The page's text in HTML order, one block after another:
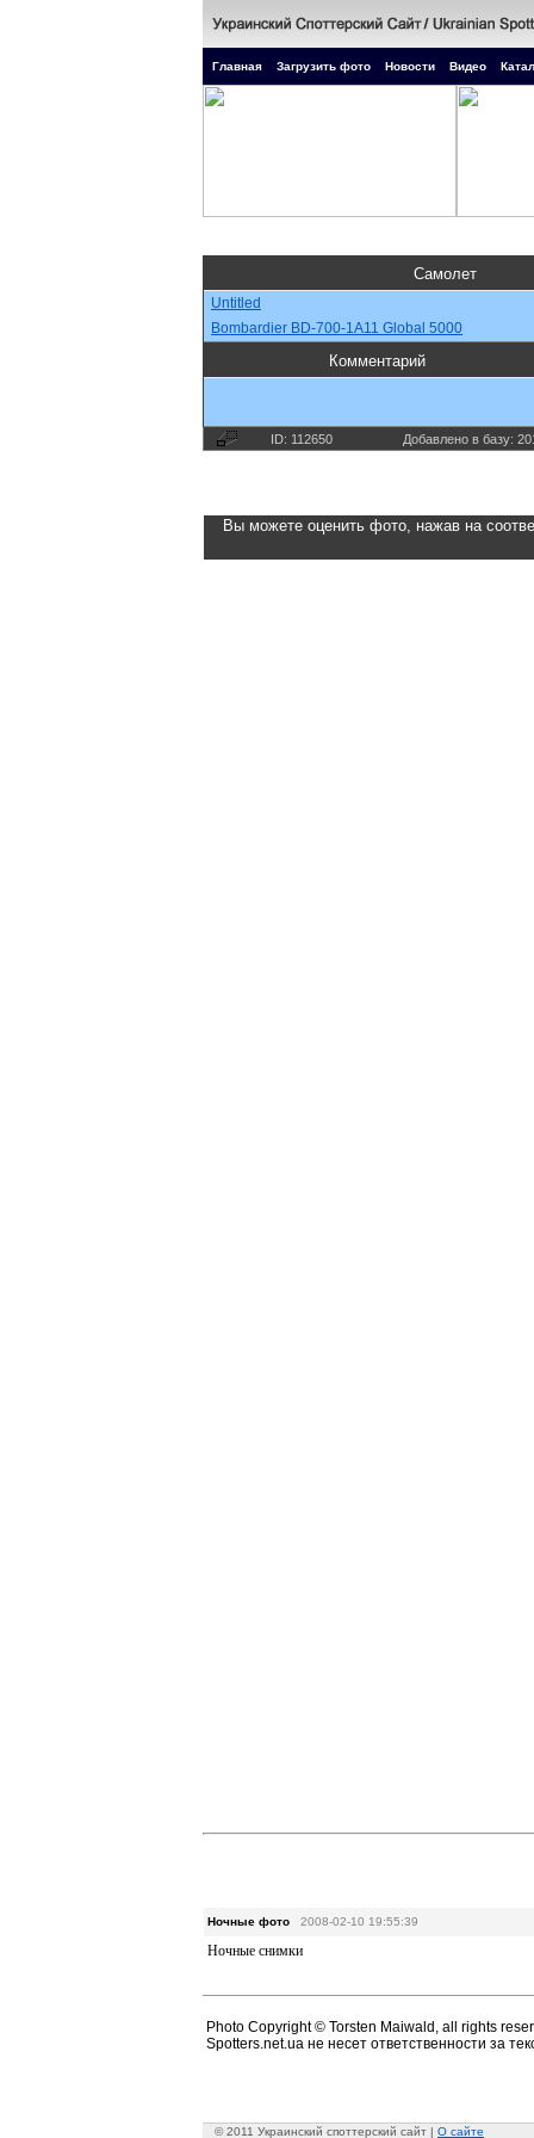
Главная Загрузить фото Новости Видео
Самолет
Untitled
Bombardier BD-700-1A11 Global 5000
Комментарий
ID: 112650 Добавлено в базу:
Вы можете оценить фото, нажав на
Ночные фото 2008-02-10 19:55:39
Ночные снимки
Photo Copyright © Torsten Maiwald, all rights
Spotters.net.ua не несет ответственности за
© 2011 Украинский споттерский сайт | О сайте